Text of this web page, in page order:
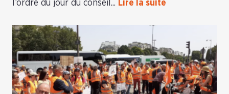
l’ordre du jour du conseil... Lire la suite